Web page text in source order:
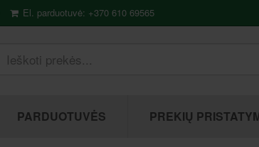
El. parduotuvė: +370 610 69565
PARDUOTUVĖS PREKIŲ